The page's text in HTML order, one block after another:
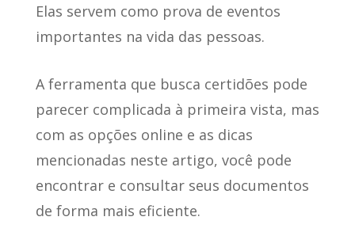
Elas servem como prova de eventos
importantes na vida das pessoas.
A ferramenta que busca certidões pode
parecer complicada à primeira vista, mas
com as opções online e as dicas
mencionadas neste artigo, você pode
encontrar e consultar seus documentos
de forma mais eficiente.